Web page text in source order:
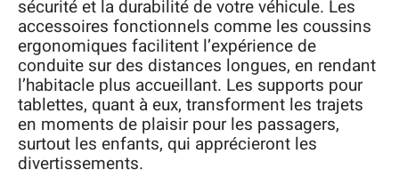
sécurité et la durabilité de votre véhicule. Les
accessoires fonctionnels comme les coussins
ergonomiques facilitent l’expérience de
conduite sur des distances longues, en rendant
l’habitacle plus accueillant. Les supports pour
tablettes, quant à eux, transforment les trajets
en moments de plaisir pour les passagers,
surtout les enfants, qui apprécieront les
divertissements.